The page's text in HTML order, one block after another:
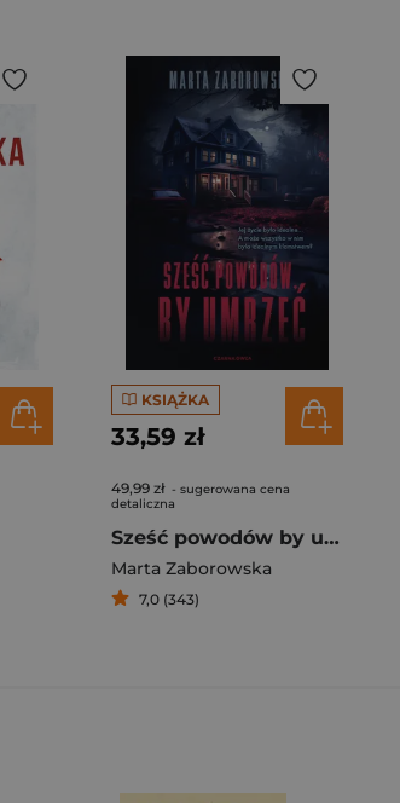
KSIĄŻKA
33,59 zł
49,99 zł - sugerowana cena
detaliczna
Sześć powodów by umrzeć
Marta Zaborowska
7,0 (343)